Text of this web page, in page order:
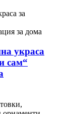
украса
сам“